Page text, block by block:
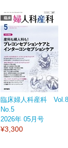
臨床婦人科産科
No.5
2026年 05月号
¥3,300